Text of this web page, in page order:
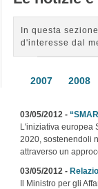
In questa
d'interesse dal
2007 2008
03/05/2012 -
L'iniziativa europea
2020, sostenendoli
attraverso un
03/05/2012 -
Il Ministro per gli